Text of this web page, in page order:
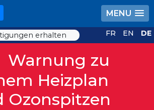
MENU
erhalten FR EN DE
Warnung zu
Heizplan
Ozonspitzen